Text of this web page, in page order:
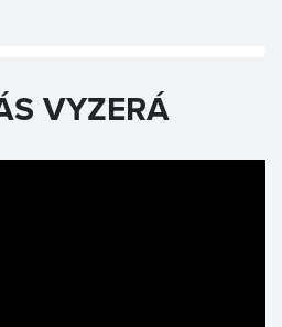
VYZERÁ